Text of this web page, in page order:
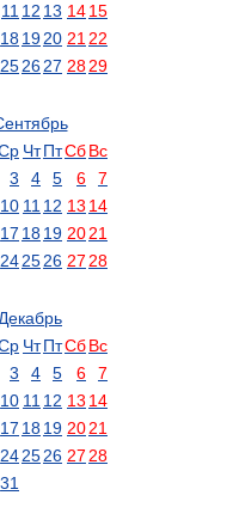
11 12 13 1415
181920 21 22
252627 2829
ЧтПтСбВс
3 4 5 6
7
10 11 12 13 14
17 1819 2021
242526 27 28
Декабрь
ЧтПтСбВс
3 4 5 6
7
10 11 12 13 14
17 1819 2021
242526 27 28
31